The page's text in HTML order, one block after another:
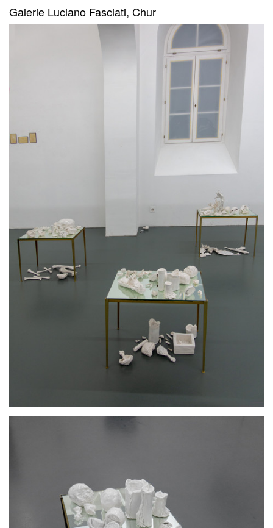
Galerie Luciano Fasciati, Chur